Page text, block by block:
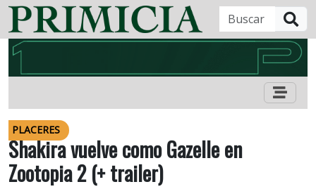
PLACERES
Shakira vuelve como Gazelle en
Zootopia 2 (+ trailer)